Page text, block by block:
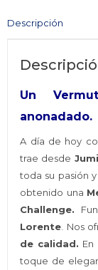
Descripción
Un
anonadado.
A día de hoy
trae desde
toda su pasión
obtenido una
Challenge.
Lorente. Nos
de calidad.
toque de